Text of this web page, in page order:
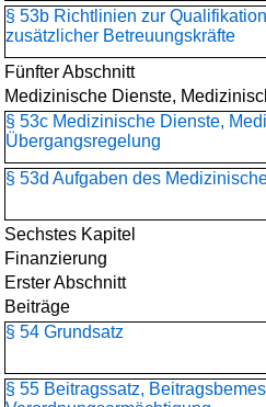
§ 53b Richtlinien zur
zusätzlicher Betreuungskräfte
Fünfter Abschnitt
Medizinische Dienste,
§ 53c Medizinische Dienste,
Übergangsregelung
§ 53d Aufgaben des
Sechstes Kapitel
Finanzierung
Erster Abschnitt
Beiträge
§ 54 Grundsatz
§ 55 Beitragssatz,